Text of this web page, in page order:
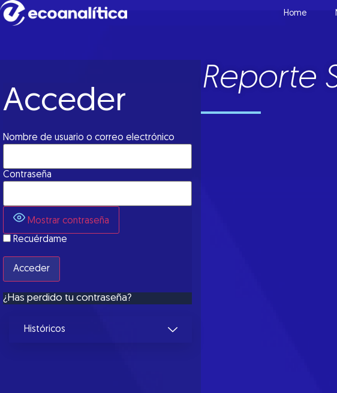
Home
Acceder
Nombre de usuario o correo electrónico
Contraseña
Mostrar contraseña
Recuérdame
¿Has perdido tu contraseña?
Históricos
Reporte